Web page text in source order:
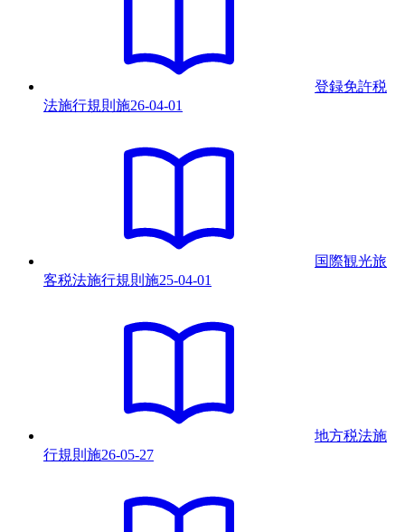
登録免許税
法施行規則 施26-04-01
国際観光旅
客税法施行規則 施25-04-01
地方税法施
行規則 施26-05-27